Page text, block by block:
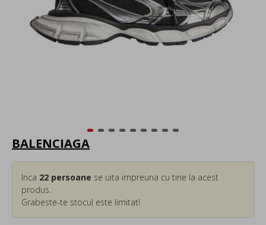
BALENCIAGA
Inca 22 persoane se uita impreuna cu tine la acest
produs.
Grabeste-te stocul este limitat!